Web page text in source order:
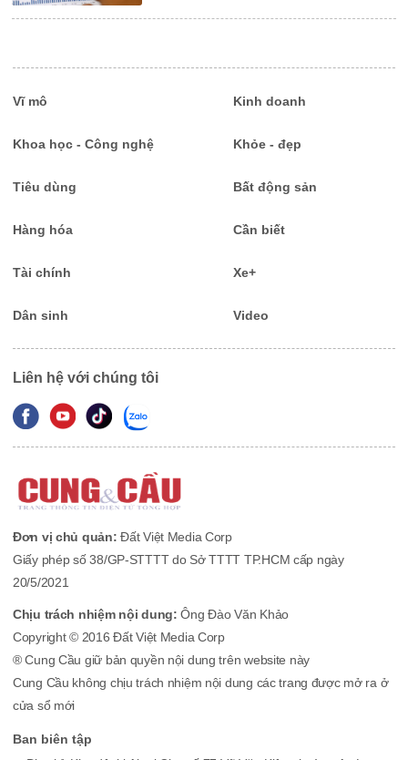
Vĩ mô Kinh doanh
Khoa học - Công nghệ Khỏe - đẹp
Tiêu dùng Bất động sản
Hàng hóa Cần biết
Tài chính Xe+
Dân sinh Video
Liên hệ với chúng tôi
Đơn vị chủ quản: Đất Việt Media Corp
Giấy phép số 38/GP-STTTT do Sở TTTT TP.HCM cấp ngày
20/5/2021
Chịu trách nhiệm nội dung:Ông Đào Văn Khảo
Copyright © 2016 Đất Việt Media Corp
® Cung Cầu giữ bản quyền nội dung trên website này
Cung Cầu không chịu trách nhiệm nội dung các trang được mở ra ở
cửa sổ mới
Ban biên tập